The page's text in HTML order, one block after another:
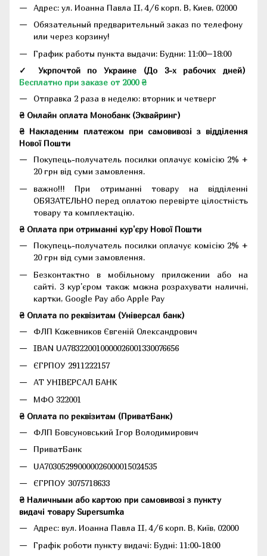
Адрес: ул. Иоанна Павла II, 4/6 корп. В, Киев, 02000
Обязательный предварительный заказ по телефону
или через корзину!
График работы пункта выдачи: Будни: 11:00–18:00
✓ Укрпочтой по Украине (До 3-х рабочих дней)
Бесплатно при заказе от 2000 ₴
Отправка 2 раза в неделю: вторник и четверг
₴ Онлайн оплата Монобанк (Эквайринг)
₴ Накладеним платежом при самовивозі з відділення
Нової Пошти
Покупець-получатель посилки оплачує комісію 2% +
20 грн від суми замовлення.
важно!!! При отриманні товару на відділенні
ОБЯЗАТЕЛЬНО перед оплатою перевірте цілостність
товару та комплектацію.
₴ Оплата при отриманні кур'єру Нової Пошти
Покупець-получатель посилки оплачує комісію 2% +
20 грн від суми замовлення.
Безконтактно в мобільному приложении або на
сайті. З кур'єром також можна розрахувати наличні,
картки, Google Pay або Apple Pay
₴ Оплата по реквізитам (Універсал банк)
ФЛП Кожевников Євгеній Олександрович
IBAN UA783220010000026001330076656
ЄГРПОУ 2911222157
АТ УНІВЕРСАЛ БАНК
МФО 322001
₴ Оплата по реквізитам (ПриватБанк)
ФЛП Бовсуновський Ігор Володимирович
ПриватБанк
UA703052990000026000015024535
ЄГРПОУ 3075718633
₴ Наличными або картою при самовивозі з пункту
видачі товару Supersumka
Адрес: вул. Иоанна Павла II, 4/6 корп. В, Київ, 02000
Графік роботи пункту видачі: Будні: 11:00-18:00